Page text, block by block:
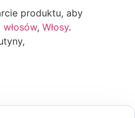
produktu, aby
, Włosy.